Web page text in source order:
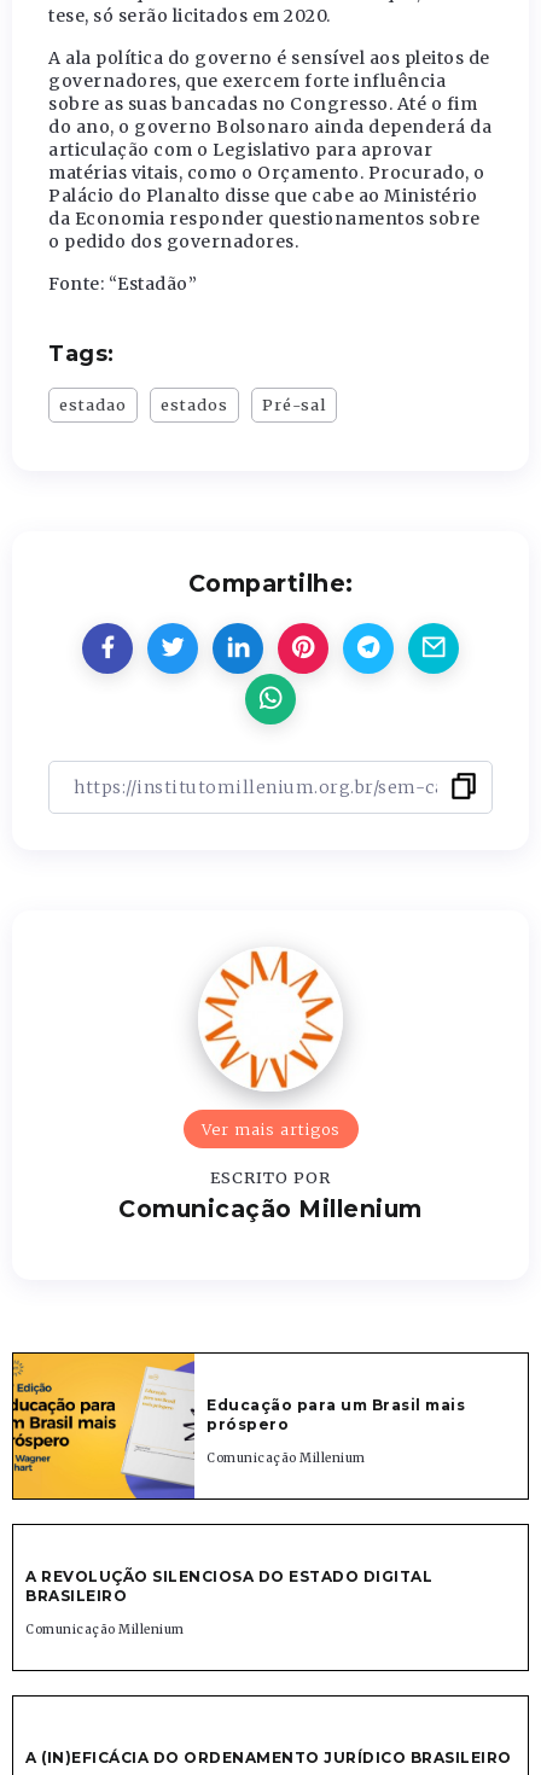
tese, só serão licitados em 2020.
A ala política do governo é sensível aos pleitos de
governadores, que exercem forte influência
sobre as suas bancadas no Congresso. Até o fim
do ano, o governo Bolsonaro ainda dependerá da
articulação com o Legislativo para aprovar
matérias vitais, como o Orçamento. Procurado, o
Palácio do Planalto disse que cabe ao Ministério
da Economia responder questionamentos sobre
o pedido dos governadores.
Fonte: “Estadão”
Tags:
estadao estados Pré-sal
Compartilhe:
Ver mais artigos
ESCRITO POR
Comunicação Millenium
Educação para um Brasil mais
próspero
Comunicação Millenium
A REVOLUÇÃO SILENCIOSA DO ESTADO DIGITAL
BRASILEIRO
Comunicação Millenium
A (IN)EFICÁCIA DO ORDENAMENTO JURÍDICO BRASILEIRO